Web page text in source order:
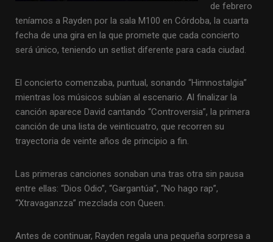
de febrero
teníamos a Rayden por la sala M100 en Córdoba, la cuarta
fecha de una gira en la que promete que cada concierto
será único, teniendo un setlist diferente para cada ciudad.
El concierto comenzaba, puntual, sonando “Himnostalgia”
mientras los músicos subían al escenario. Al finalizar la
canción aparece David cantando “Controversia”, la primera
canción de una lista de veinticuatro, que recorren su
trayectoria de veinte años de principio a fin.
Las primeras canciones sonaban una tras otra sin pausa
entre ellas: “Dios Odio”, “Gargantúa”, “No hago rap”,
“Xtravaganzza” mezclada con Queen.
Antes de continuar, Rayden regala una pequeña sorpresa a